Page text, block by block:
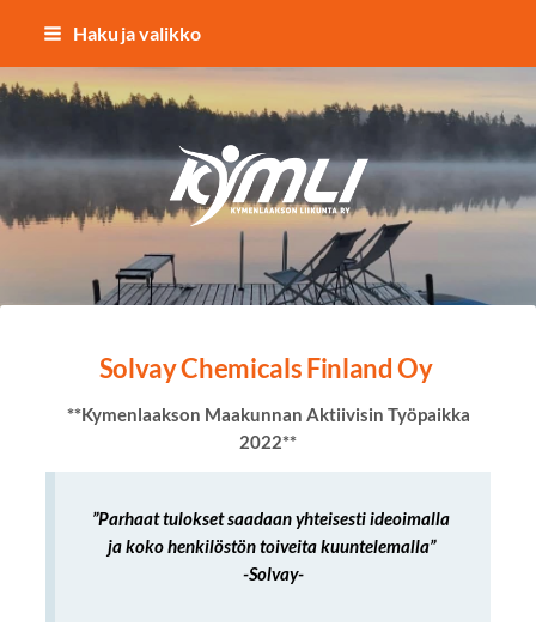
Siirry
sisältöön
Haku ja valikko
Kymlin uusi logo
Solvay Chemicals Finland Oy
**Kymenlaakson Maakunnan Aktiivisin Työpaikka
2022**
”Parhaat tulokset saadaan yhteisesti ideoimalla
ja koko henkilöstön toiveita kuuntelemalla”
-Solvay-